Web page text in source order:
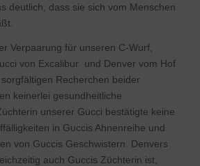
deutlich, dass sie sich vom Menschen
Verpaarung für unseren C-Wurf,
von Excalibur und Denver vom Hof
Recherchen beider
keinerlei gesundheitliche
unserer Gucci bestätigte keine
in Guccis Ahnenreihe und
von Guccis Geschwistern. Denvers
auch Guccis Züchterin ist,